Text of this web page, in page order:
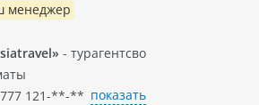
менеджер
- турагентсво
121-**-** показать